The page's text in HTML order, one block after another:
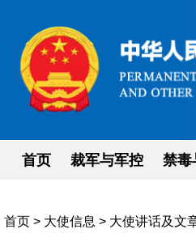
首页 裁军与军控 禁毒
首页 > 大使信息 > 大使讲话及文